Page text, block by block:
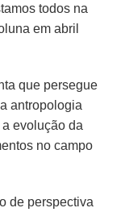
todos na
em abril
que persegue
antropologia
evolução da
no campo
de perspectiva